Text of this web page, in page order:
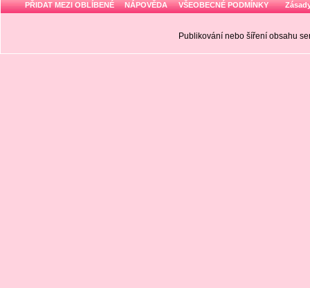
PŘIDAT MEZI OBLÍBENÉ NÁPOVĚDA VŠEOBECNÉ PODMÍNKY
Publikování nebo šíření obsahu